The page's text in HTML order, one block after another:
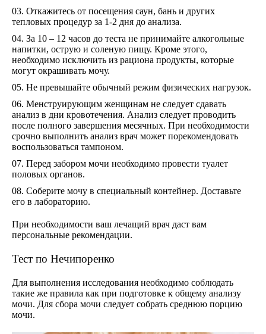
Откажитесь от посещения саун, бань и других
тепловых процедур за 1-2 дня до анализа.
За 10 – 12 часов до теста не принимайте алкогольные
напитки, острую и соленую пищу. Кроме этого,
необходимо исключить из рациона продукты, которые
могут окрашивать мочу.
Не превышайте обычный режим физических нагрузок.
Менструирующим женщинам не следует сдавать
анализ в дни кровотечения. Анализ следует проводить
после полного завершения месячных. При необходимости
срочно выполнить анализ врач может порекомендовать
воспользоваться тампоном.
Перед забором мочи необходимо провести туалет
половых органов.
Соберите мочу в специальный контейнер. Доставьте
его в лабораторию.
При необходимости ваш лечащий врач даст вам
персональные рекомендации.
Тест по Нечипоренко
Для выполнения исследования необходимо соблюдать
такие же правила как при подготовке к общему анализу
мочи. Для сбора мочи следует собрать среднюю порцию
мочи.